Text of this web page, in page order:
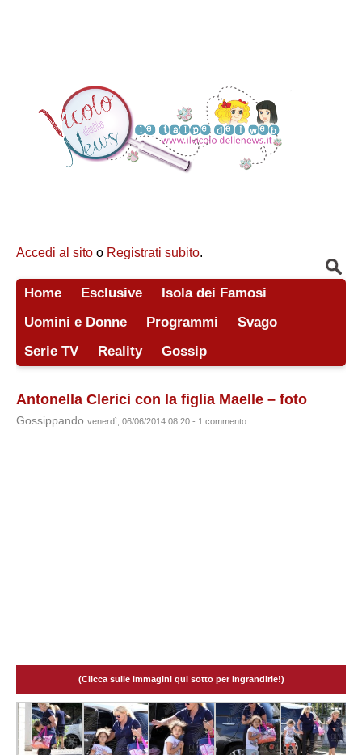
Accedi al sito o Registrati subito.
Home Esclusive
Isola dei Famosi
Uomini e Donne
Programmi
Svago
Serie TV
Reality Gossip
Antonella Clerici con la figlia Maelle – foto
Gossippando venerdì, 06/06/2014 08:20 - 1 commento
(Clicca sulle immagini qui sotto per ingrandirle!)